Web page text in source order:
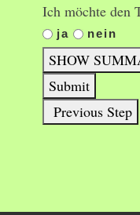
Ich möchte den
ja nein
SHOW
Submit
Previous Step